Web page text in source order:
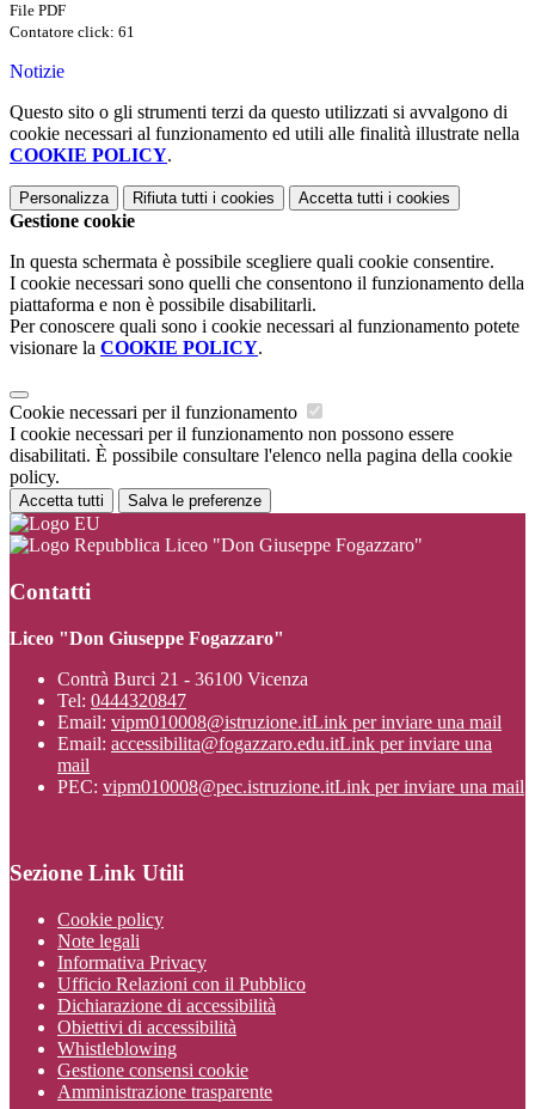
File PDF
Contatore click: 61
Notizie
Questo sito o gli strumenti terzi da questo utilizzati si avvalgono di
cookie necessari al funzionamento ed utili alle finalità illustrate nella
COOKIE POLICY.
Personalizza Rifiuta tutti i cookies Accetta tutti i cookies
Gestione cookie
In questa schermata è possibile scegliere quali cookie consentire.
I cookie necessari sono quelli che consentono il funzionamento della
piattaforma e non è possibile disabilitarli.
Per conoscere quali sono i cookie necessari al funzionamento potete
visionare la COOKIE POLICY.
Cookie necessari per il funzionamento
I cookie necessari per il funzionamento non possono essere
disabilitati. È possibile consultare l'elenco nella pagina della cookie
policy.
Accetta tutti Salva le preferenze
Liceo "Don Giuseppe Fogazzaro"
Contatti
Liceo "Don Giuseppe Fogazzaro"
Contrà Burci 21 - 36100 Vicenza
Tel: 0444320847
Email: vipm010008@istruzione.itLink per inviare una mail
Email: accessibilita@fogazzaro.edu.itLink per inviare una
mail
PEC: vipm010008@pec.istruzione.itLink per inviare una mail
Sezione Link Utili
Cookie policy
Note legali
Informativa Privacy
Ufficio Relazioni con il Pubblico
Dichiarazione di accessibilità
Obiettivi di accessibilità
Whistleblowing
Gestione consensi cookie
Amministrazione trasparente